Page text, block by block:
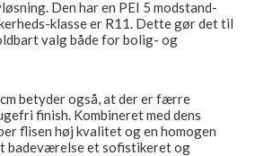
Den har en PEI 5 modstand-
klasse er R11. Dette gør det til
valg både for bolig- og
betyder også, at der er færre
finish. Kombineret med dens
flisen høj kvalitet og en homogen
badeværelse et sofistikeret og